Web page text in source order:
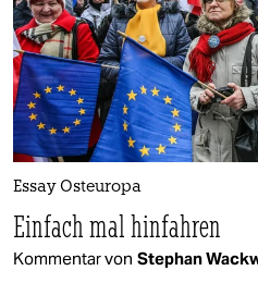
Essay Osteuropa
Einfach mal hinfahren
Kommentar von Stephan